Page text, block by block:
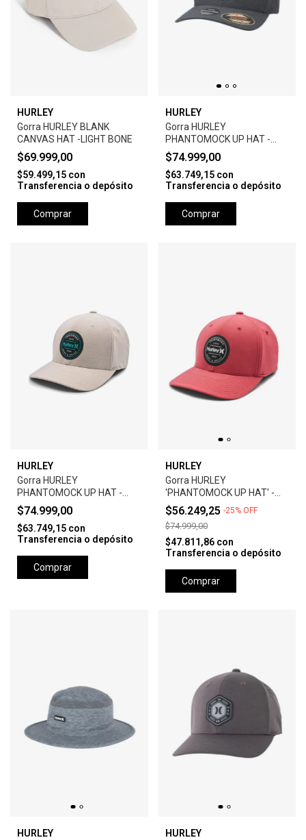
HURLEY
Gorra HURLEY BLANK
CANVAS HAT -LIGHT BONE
$69.999,00
$59.499,15 con
Transferencia o depósito
Comprar
HURLEY
Gorra HURLEY
PHANTOMOCK UP HAT -
BLACK
$74.999,00
$63.749,15 con
Transferencia o depósito
Comprar
HURLEY
Gorra HURLEY
PHANTOMOCK UP HAT -
GREY
$74.999,00
$63.749,15 con
Transferencia o depósito
Comprar
HURLEY
Gorra HURLEY
'PHANTOMOCK UP HAT' -
UNIVERSTY RED
$56.249,25 -25% OFF
$74.999,00
$47.811,86 con
Transferencia o depósito
Comprar
HURLEY
HURLEY